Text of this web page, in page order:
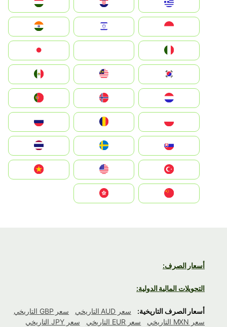
Hrvatska
Magyarország
Indonesia
South Korea
Nederland
Portugal
România
Slovensko
United States
Vietnam
أسعار الصرف:
التحويلات المالية الدولية:
أسعار الصرف التاريخية: سعر AUD التاريخي
سعر GBP التاريخي
سعر MXN التاريخي
سعر EUR التاريخي
سعر JPY التاريخي